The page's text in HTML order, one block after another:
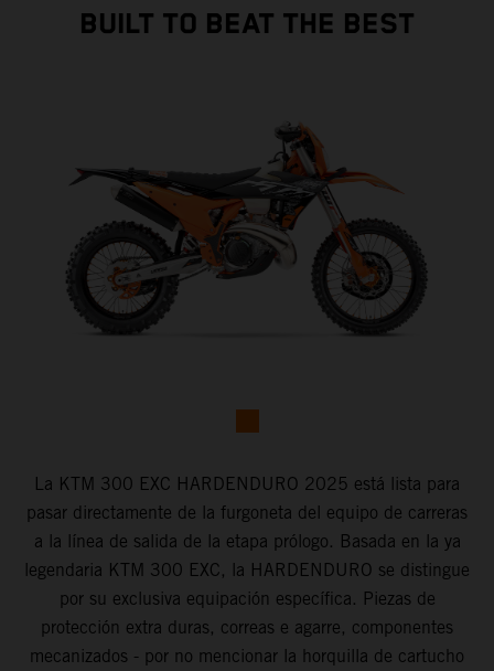
BUILT TO BEAT THE BEST
La KTM 300 EXC HARDENDURO 2025 está lista para
pasar directamente de la furgoneta del equipo de carreras
a la línea de salida de la etapa prólogo. Basada en la ya
legendaria KTM 300 EXC, la HARDENDURO se distingue
por su exclusiva equipación específica. Piezas de
protección extra duras, correas e agarre, componentes
mecanizados - por no mencionar la horquilla de cartucho